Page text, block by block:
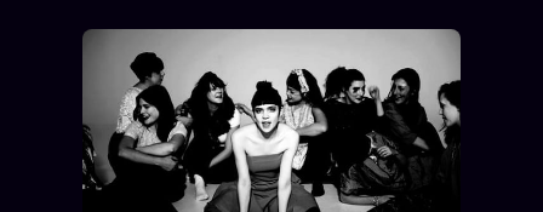
Cercle Privé 30€/M
Mécène
Témoignages
85 000
Lectures des sœurs